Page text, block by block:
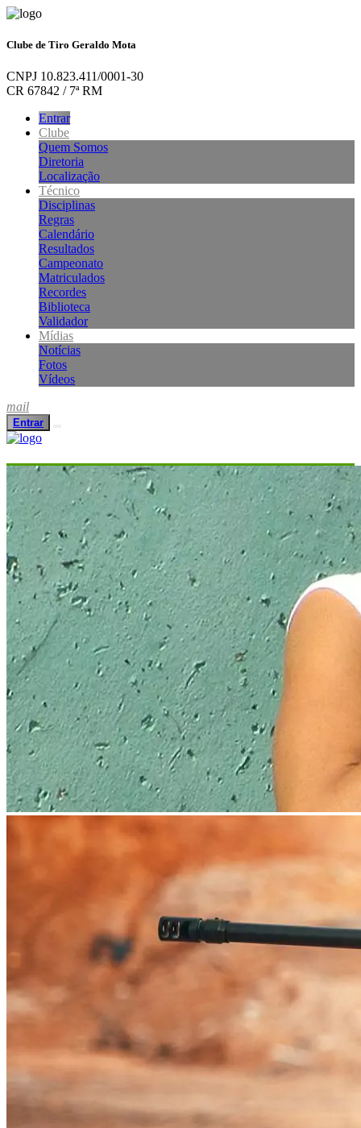
Clube de Tiro Geraldo Mota
CNPJ 10.823.411/0001-30
CR 67842 / 7ª RM
Entrar
Clube
Quem Somos
Diretoria
Localização
Técnico
Disciplinas
Regras
Calendário
Resultados
Campeonato
Matriculados
Recordes
Biblioteca
Validador
Mídias
Notícias
Fotos
Vídeos
mail
Entrar